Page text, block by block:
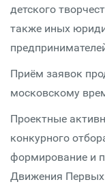
детского
также иных
Приём заявок
московскому
Проектные
конкурного
формирование и
Движения